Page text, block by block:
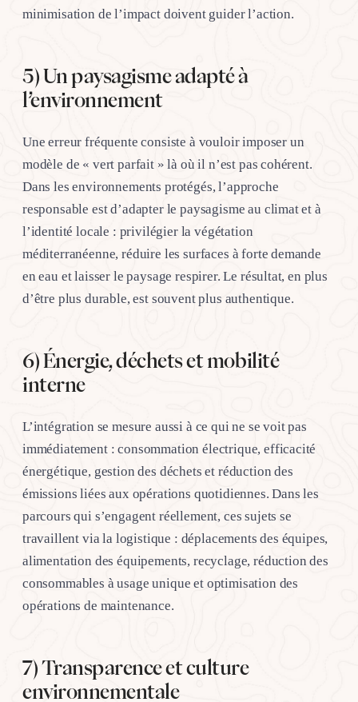
minimisation de l’impact doivent guider l’action.
5) Un paysagisme adapté à
l’environnement
Une erreur fréquente consiste à vouloir imposer un
modèle de « vert parfait » là où il n’est pas cohérent.
Dans les environnements protégés, l’approche
responsable est d’adapter le paysagisme au climat et à
l’identité locale : privilégier la végétation
méditerranéenne, réduire les surfaces à forte demande
en eau et laisser le paysage respirer. Le résultat, en plus
d’être plus durable, est souvent plus authentique.
6) Énergie, déchets et mobilité
interne
L’intégration se mesure aussi à ce qui ne se voit pas
immédiatement : consommation électrique, efficacité
énergétique, gestion des déchets et réduction des
émissions liées aux opérations quotidiennes. Dans les
parcours qui s’engagent réellement, ces sujets se
travaillent via la logistique : déplacements des équipes,
alimentation des équipements, recyclage, réduction des
consommables à usage unique et optimisation des
opérations de maintenance.
7) Transparence et culture
environnementale